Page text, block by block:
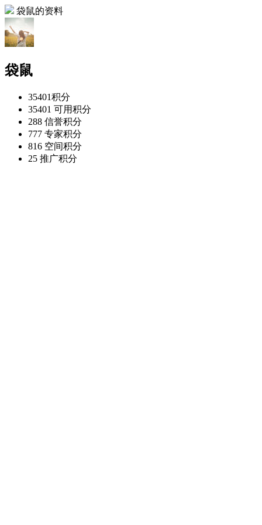
袋鼠的资料
袋鼠
35401积分
35401 可用积分
288 信誉积分
777 专家积分
816 空间积分
25 推广积分